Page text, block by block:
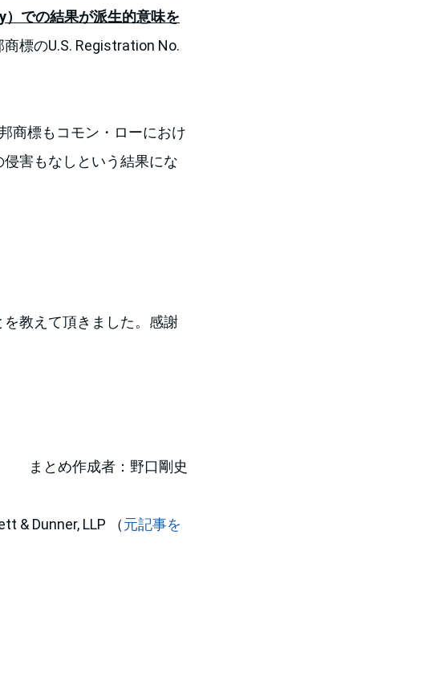
での結果が派生的意味を
商標のU.S. Registration No.
商標もコモン・ローにおけ
害もなしという結果にな
教えて頂きました。感謝
まとめ作成者：野口剛史
& Dunner, LLP （元記事を